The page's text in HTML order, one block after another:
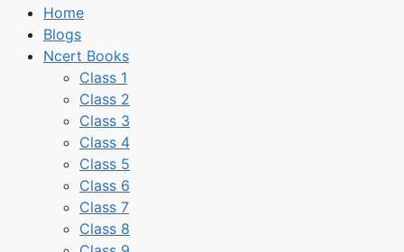
Home
Blogs
Ncert Books
Class 1
Class 2
Class 3
Class 4
Class 5
Class 6
Class 7
Class 8